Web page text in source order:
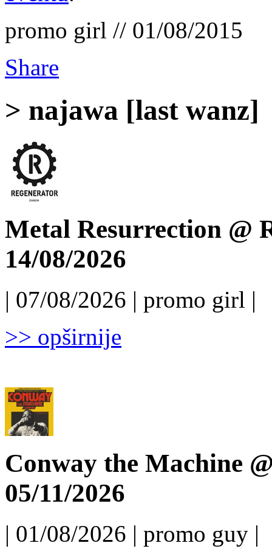
promo girl // 01/08/2015
Share
> najawa [last wanz]
Metal Resurrection @
14/08/2026
| 07/08/2026 | promo girl |
>> opširnije
Conway the Machine
05/11/2026
| 01/08/2026 | promo guy |